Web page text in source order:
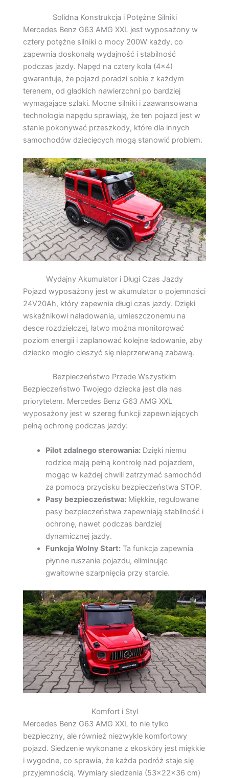
Solidna Konstrukcja i Potężne Silniki
Mercedes Benz G63 AMG XXL jest wyposażony w
cztery potężne silniki o mocy 200W każdy, co
zapewnia doskonałą wydajność i stabilność
podczas jazdy. Napęd na cztery koła (4×4)
gwarantuje, że pojazd poradzi sobie z każdym
terenem, od gładkich nawierzchni po bardziej
wymagające szlaki. Mocne silniki i zaawansowana
technologia napędu sprawiają, że ten pojazd jest w
stanie pokonywać przeszkody, które dla innych
samochodów dziecięcych mogą stanowić problem.
Wydajny Akumulator i Długi Czas Jazdy
Pojazd wyposażony jest w akumulator o pojemności
24V20Ah, który zapewnia długi czas jazdy. Dzięki
wskaźnikowi naładowania, umieszczonemu na
desce rozdzielczej, łatwo można monitorować
poziom energii i zaplanować kolejne ładowanie, aby
dziecko mogło cieszyć się nieprzerwaną zabawą.
Bezpieczeństwo Przede Wszystkim
Bezpieczeństwo Twojego dziecka jest dla nas
priorytetem. Mercedes Benz G63 AMG XXL
wyposażony jest w szereg funkcji zapewniających
pełną ochronę podczas jazdy:
Pilot zdalnego sterowania:Dzięki niemu
rodzice mają pełną kontrolę nad pojazdem,
mogąc w każdej chwili zatrzymać samochód
za pomocą przycisku bezpieczeństwa STOP.
Pasy bezpieczeństwa:Miękkie, regulowane
pasy bezpieczeństwa zapewniają stabilność i
ochronę, nawet podczas bardziej
dynamicznej jazdy.
Funkcja Wolny Start:Ta funkcja zapewnia
płynne ruszanie pojazdu, eliminując
gwałtowne szarpnięcia przy starcie.
Komfort i Styl
Mercedes Benz G63 AMG XXL to nie tylko
bezpieczny, ale również niezwykle komfortowy
pojazd. Siedzenie wykonane z ekoskóry jest miękkie
i wygodne, co sprawia, że każda podróż staje się
przyjemnością. Wymiary siedzenia (53x22x36 cm)